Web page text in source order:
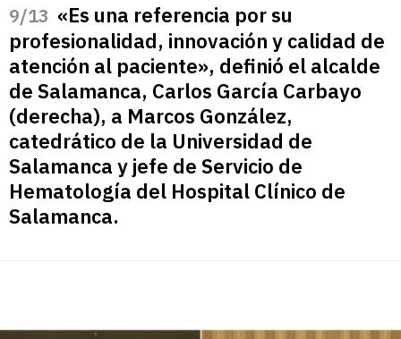
/13 «Es una referencia por su
profesionalidad, innovación y calidad de
atención al paciente», definió el alcalde
de Salamanca, Carlos García Carbayo
(derecha), a Marcos González,
catedrático de la Universidad de
Salamanca y jefe de Servicio de
Hematología del Hospital Clínico de
Salamanca.